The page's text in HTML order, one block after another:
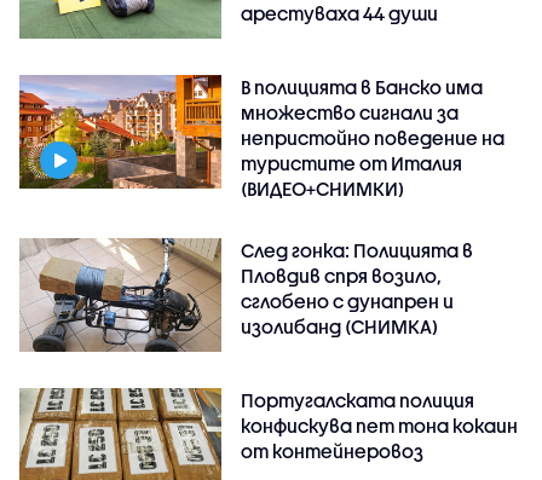
арестуваха 44 души
В полицията в Банско има
множество сигнали за
непристойно поведение на
туристите от Италия
(ВИДЕО+СНИМКИ)
След гонка: Полицията в
Пловдив спря возило,
сглобено с дунапрен и
изолибанд (СНИМКА)
Португалската полиция
конфискува пет тона кокаин
от контейнеровоз